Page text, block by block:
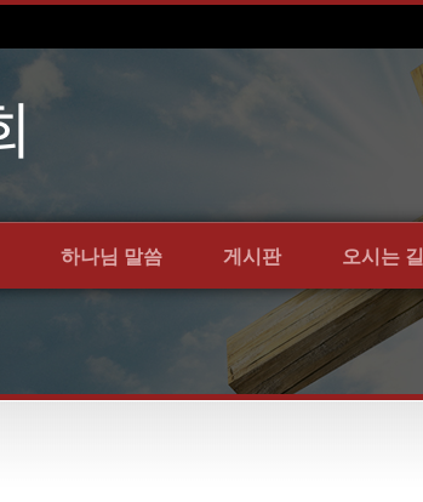
하나님 말씀 게시판 오시는 길